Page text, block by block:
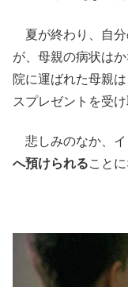
夏が終わり、自分
が、母親の病状は
院に運ばれた母親
スプレゼントを受
悲しみのなか、イ
へ預けられること